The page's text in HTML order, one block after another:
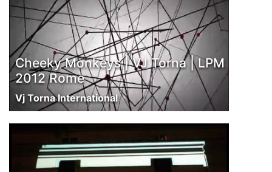
Cheeky Monkeys | VJ Torna | LPM
2012 Rome
Vj Torna International